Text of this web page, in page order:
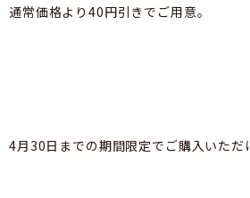
通常価格より40円引きでご用意。
4月30日までの期間限定でご購入いただ